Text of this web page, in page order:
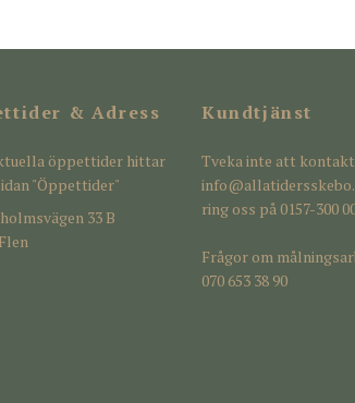
& Adress
öppettider hittar
"Öppettider"
33 B
Kundtjänst
Tveka inte att
ring oss på 0157-300
Frågor om
070 653 38 90